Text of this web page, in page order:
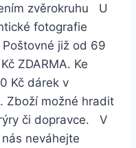
zvěrokruhu U
fotografie
již od 69
ZDARMA. Ke
Kč dárek v
Zboží možné hradit
či dopravce. V
neváhejte